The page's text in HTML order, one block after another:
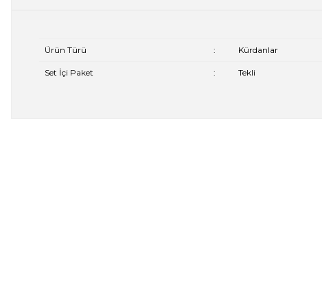
Ürün Türü : Kürdanlar
Set İçi Paket : Tekli